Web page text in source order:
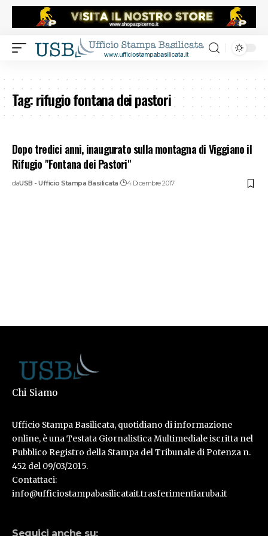
Tag:rifugio fontana dei pastori
Dopo tredici anni, inaugurato sulla montagna di Viggiano il
Rifugio "Fontana dei Pastori"
daUSB - Ufficio Stampa Basilicata 4 Dicembre 2017
Chi Siamo
Ufficio Stampa Basilicata, quotidiano di informazione
online, è una Testata Giornalistica Multimediale iscritta nel
Pubblico Registro della Stampa del Tribunale di Potenza n.
452 del 09/03/2015.
Contattaci:
info@ufficiostampabasilicatait.trasferimentiaruba.it
Seguici anche su: